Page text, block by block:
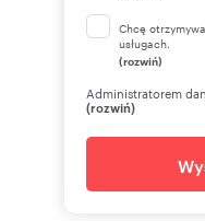
Chcę
usługach.
(rozwiń)
Administratorem
(rozwiń)